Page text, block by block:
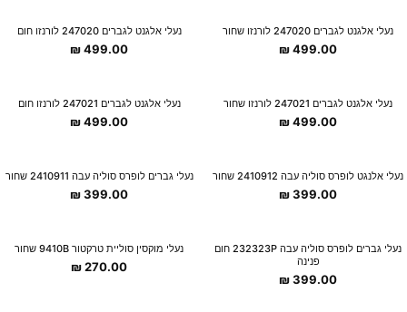
New Collection
נעלי אלגנט לגברים 247020 לורנזו שחור
499.00
₪
New Collection
נעלי אלגנט לגברים 247020 לורנזו חום
499.00
₪
New Collection
נעלי אלגנט לגברים 247021 לורנזו שחור
499.00
₪
New Collection
נעלי אלגנט לגברים 247021 לורנזו חום
499.00
₪
New Collection
נעלי אלנגט לופרס סוליה עבה 2410912 שחור
399.00
₪
New Collection
נעלי גברים לופרס סוליה עבה 2410911 שחור
399.00
₪
New Collection
נעלי גברים לופרס סוליה עבה 232323P חום
פנינה
399.00
₪
New Collection
נעלי מוקסין סוליית טרקטור 9410B שחור
270.00
₪